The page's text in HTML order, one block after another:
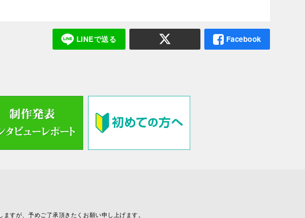
LINEで送る Facebook
すが、予めご了承頂きたくお願い申し上げます。